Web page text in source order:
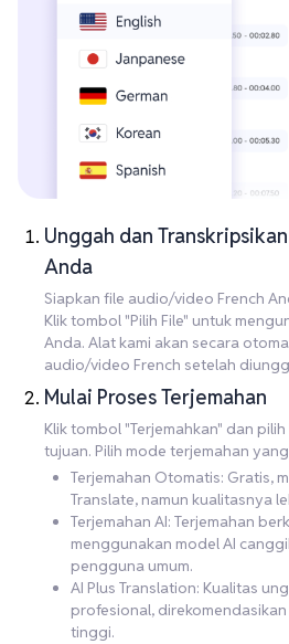
Unggah dan
Anda
Siapkan file audio/video French
Klik tombol "Pilih File" untuk
Anda. Alat kami akan secara
audio/video French setelah
Mulai Proses Terjemahan
Klik tombol "Terjemahkan" dan
tujuan. Pilih mode terjemahan
Terjemahan Otomatis: Gratis,
Translate, namun kualitasnya
Terjemahan AI: Terjemahan
menggunakan model AI
pengguna umum.
AI Plus Translation: Kualitas
profesional,
tinggi.